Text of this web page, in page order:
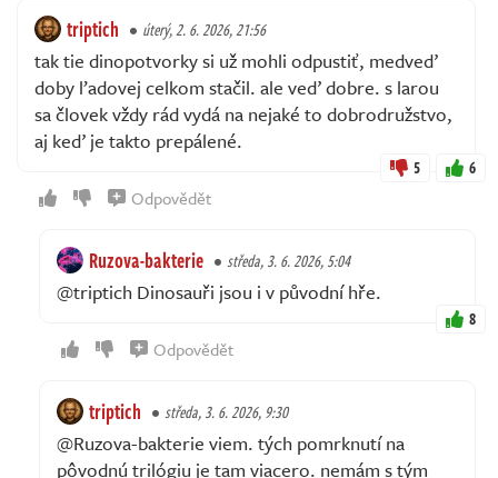
triptich úterý, 2. 6. 2026, 21:56
tak tie dinopotvorky si už mohli odpustiť, medveď
doby ľadovej celkom stačil. ale veď dobre. s larou
sa človek vždy rád vydá na nejaké to dobrodružstvo,
aj keď je takto prepálené.
5 6
Odpovědět
Ruzova-bakterie středa, 3. 6. 2026, 5:04
@triptich Dinosauři jsou i v původní hře.
8
Odpovědět
triptich středa, 3. 6. 2026, 9:30
@Ruzova-bakterie viem. tých pomrknutí na
pôvodnú trilógiu je tam viacero. nemám s tým